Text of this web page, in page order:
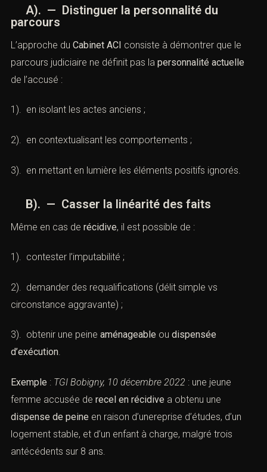
A). — Distinguer la personnalité du
parcours
L’approche du Cabinet ACI consiste à démontrer que le
parcours judiciaire ne définit pas la personnalité actuelle
de l’accusé :
1). en isolant les actes anciens ;
2). en contextualisant les comportements ;
3). en mettant en lumière les éléments positifs ignorés.
B). — Casser la linéarité des faits
Même en cas de récidive, il est possible de :
1). contester l’imputabilité ;
2). demander des requalifications (délit simple vs
circonstance aggravante) ;
3). obtenir une peine aménageable ou dispensée
d’exécution.
Exemple : TGI Bobigny, 10 décembre 2022 : une jeune
femme accusée de recel en récidive a obtenu une
dispense de peine en raison d’unereprise d’études, d’un
logement stable, et d’un enfant à charge, malgré trois
antécédents sur 8 ans.